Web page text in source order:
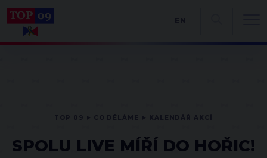
SPOLU LIVE MÍŘÍ DO HOŘIC!